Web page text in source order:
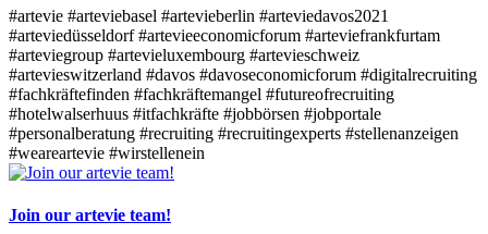
#artevie #arteviebasel #artevieberlin #arteviedavos2021
#arteviedüsseldorf#artevieeconomicforum #arteviefrankfurtam
#arteviegroup #artevieluxembourg #artevieschweiz
#artevieswitzerland #davos #davoseconomicforum #digitalrecruiting
#fachkräftefinden #fachkräftemangel #futureofrecruiting
#hotelwalserhuus #itfachkräfte #jobbörsen #jobportale
#personalberatung #recruiting #recruitingexperts #stellenanzeigen
#weareartevie #wirstellenein
Join our artevie team!